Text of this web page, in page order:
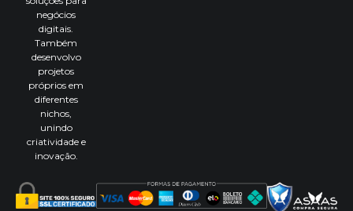
negócios
digitais.
Também
desenvolvo
projetos
próprios em
diferentes
nichos,
unindo
criatividade e
inovação.